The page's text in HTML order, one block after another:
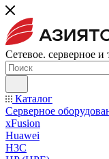
Сетевое. серверное
Каталог
Серверное
xFusion
Huawei
H3C